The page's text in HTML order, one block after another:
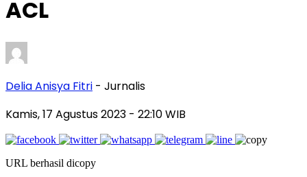
ACL
Delia Anisya Fitri - Jurnalis
Kamis, 17 Agustus 2023 - 22:10 WIB
URL berhasil dicopy